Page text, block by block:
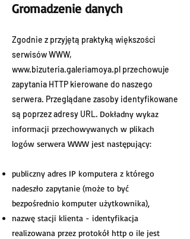
Gromadzenie danych
Zgodnie z przyjętą praktyką większości
serwisów WWW,
www.bizuteria.galeriamoya.pl przechowuje
zapytania HTTP kierowane do naszego
serwera. Przeglądane zasoby identyfikowane
są poprzez adresy URL. Dokładny wykaz
informacji przechowywanych w plikach
logów serwera WWW jest następujący:
publiczny adres IP komputera z którego
nadeszło zapytanie (może to być
bezpośrednio komputer użytkownika),
nazwę stacji klienta - identyfikacja
realizowana przez protokół http o ile jest